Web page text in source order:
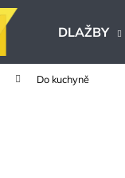
DLAŽBY
Do kuchyně